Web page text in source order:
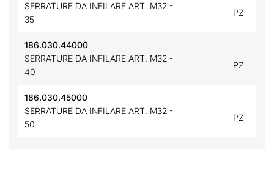
SERRATURE DA INFILARE ART. M32 -
35
PZ
186.030.44000
SERRATURE DA INFILARE ART. M32 -
40
PZ
186.030.45000
SERRATURE DA INFILARE ART. M32 -
50
PZ